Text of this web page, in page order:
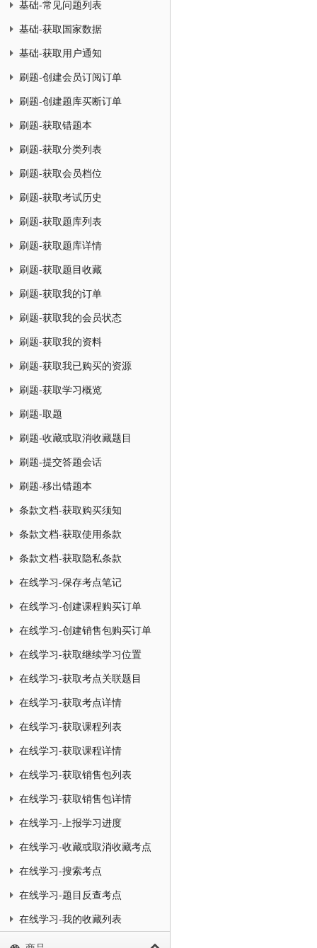
基础-常见问题列表
基础-获取国家数据
基础-获取用户通知
刷题-创建会员订阅订单
刷题-创建题库买断订单
刷题-获取错题本
刷题-获取分类列表
刷题-获取会员档位
刷题-获取考试历史
刷题-获取题库列表
刷题-获取题库详情
刷题-获取题目收藏
刷题-获取我的订单
刷题-获取我的会员状态
刷题-获取我的资料
刷题-获取我已购买的资源
刷题-获取学习概览
刷题-取题
刷题-收藏或取消收藏题目
刷题-提交答题会话
刷题-移出错题本
条款文档-获取购买须知
条款文档-获取使用条款
条款文档-获取隐私条款
在线学习-保存考点笔记
在线学习-创建课程购买订单
在线学习-创建销售包购买订单
在线学习-获取继续学习位置
在线学习-获取考点关联题目
在线学习-获取考点详情
在线学习-获取课程列表
在线学习-获取课程详情
在线学习-获取销售包列表
在线学习-获取销售包详情
在线学习-上报学习进度
在线学习-收藏或取消收藏考点
在线学习-搜索考点
在线学习-题目反查考点
在线学习-我的收藏列表